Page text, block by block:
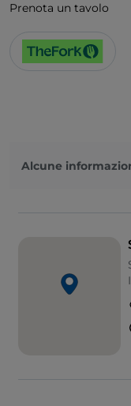
Prenota un tavolo
Alcune